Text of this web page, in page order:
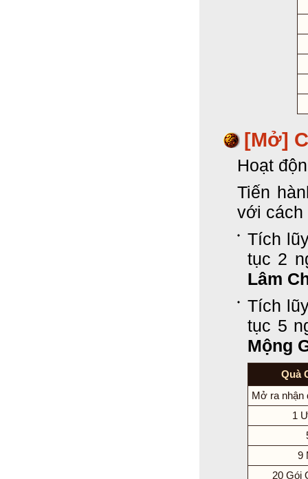
[Mở]
Hoạt
Tiến
với cách
Tích
tục 2
Lâm
Tích
tục 5
Mộng
Quà
Mở ra nhận
1
9
20 Gói